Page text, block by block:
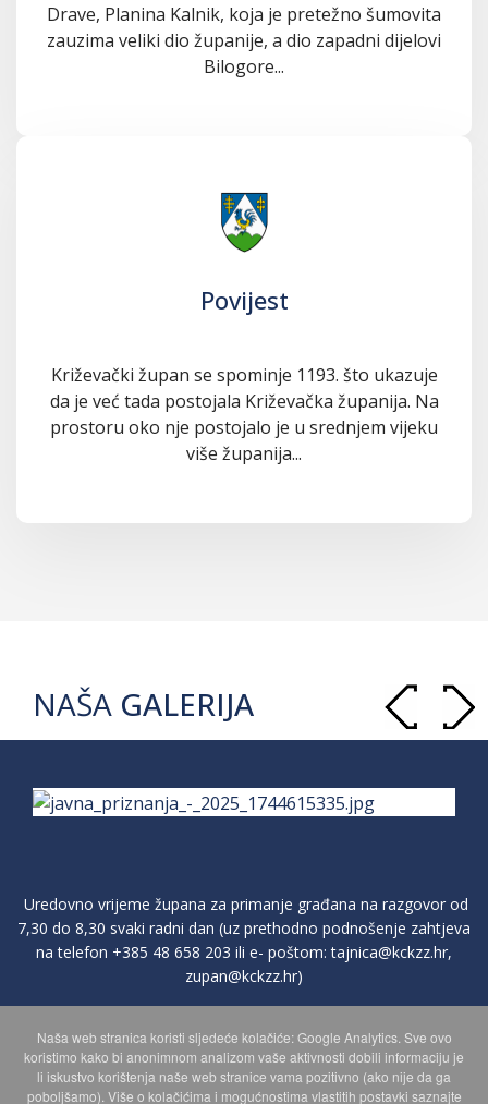
Drave, Planina Kalnik, koja je pretežno šumovita
zauzima veliki dio županije, a dio zapadni dijelovi
Bilogore...
Povijest
Križevački župan se spominje 1193. što ukazuje
da je već tada postojala Križevačka županija. Na
prostoru oko nje postojalo je u srednjem vijeku
više županija...
NAŠA GALERIJA
Uredovno vrijeme župana za primanje građana na razgovor od
7,30 do 8,30 svaki radni dan (uz prethodno podnošenje zahtjeva
na telefon +385 48 658 203 ili e- poštom:tajnica@kckzz.hr,
zupan@kckzz.hr)
POLITIKA ZAŠTITE PRIVATNOSTI OSOBNIH PODATAKA
MAPA WEBA
Naša web stranica koristi sljedeće kolačiće: Google Analytics. Sve ovo
koristimo kako bi anonimnom analizom vaše aktivnosti dobili informaciju je
li iskustvo korištenja naše web stranice vama pozitivno (ako nije da ga
poboljšamo). Više o kolačićima i mogućnostima vlastitih postavki saznajte